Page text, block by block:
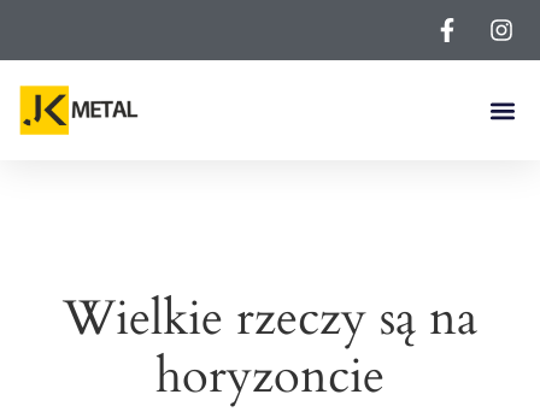
Wielkie rzeczy są na
horyzoncie